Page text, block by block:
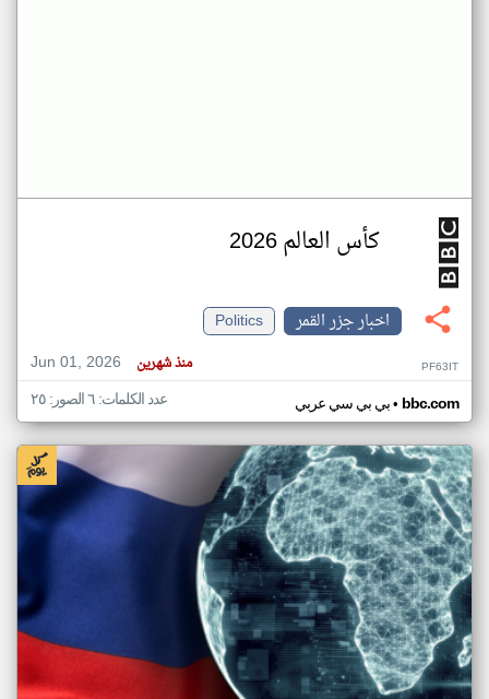
كأس العالم 2026
اخبار جزر القمر
Politics
Jun 01, 2026
منذ شهرين PF63IT
بي بي سي عربي• bbc.com عدد الكلمات: ٦ الصور: ٢٥